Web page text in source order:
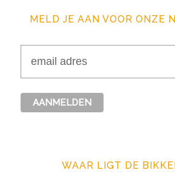
MELD JE AAN VOOR ONZE
WAAR LIGT DE